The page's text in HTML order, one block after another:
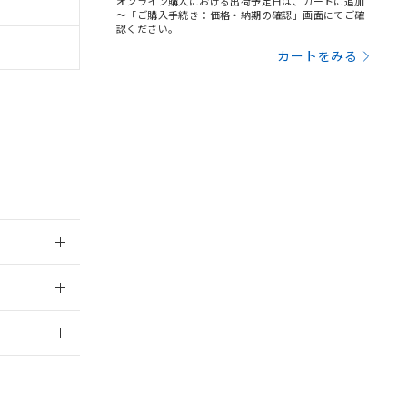
～「ご購入手続き：価格・納期の確認」画面にてご確
認ください。
カートをみる
了承ください。
き作成されるも
をご了承くださ
ようお願いしま
社の共同利用者
とをご了承くだ
はありません。
) : 1000ppm、
可)を取得する
要な手段を講じ
ムロン制御